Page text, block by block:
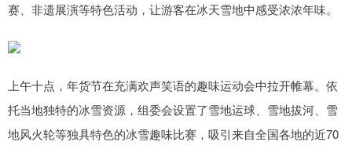
赛、非遗展演等特色活动，让游客在冰天雪地中感受浓浓年味。
上午十点，年货节在充满欢声笑语的趣味运动会中拉开帷幕。依
托当地独特的冰雪资源，组委会设置了雪地运球、雪地拔河、雪
地风火轮等独具特色的冰雪趣味比赛，吸引来自全国各地的近70